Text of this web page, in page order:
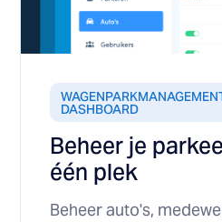
DASHBOARD
Beheer je
één plek
Beheer auto's,